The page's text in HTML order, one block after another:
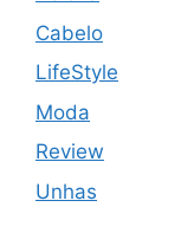
Cabelo
LifeStyle
Moda
Review
Unhas